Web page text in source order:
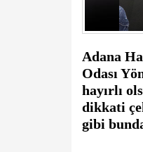
Adana
Odası
hayırlı
dikkati
gibi